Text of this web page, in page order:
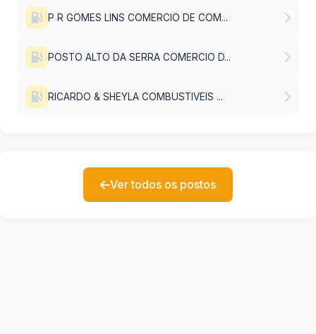
P R GOMES LINS COMERCIO DE COM...
POSTO ALTO DA SERRA COMERCIO D...
RICARDO & SHEYLA COMBUSTIVEIS ...
Ver todos os postos